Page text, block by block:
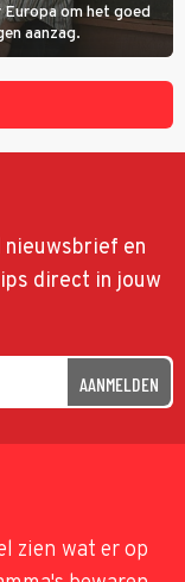
Europa om het goed
aanzag.
en
direct in jouw
AANMELDEN
zien wat er op